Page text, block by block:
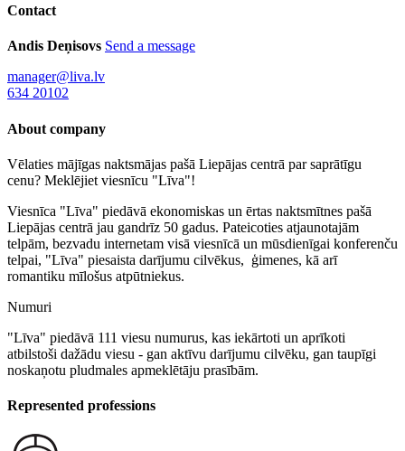
Contact
Andis Deņisovs Send a message
manager@liva.lv
634 20102
About company
Vēlaties mājīgas naktsmājas pašā Liepājas centrā par saprātīgu
cenu? Meklējiet viesnīcu "Līva"!
Viesnīca "Līva" piedāvā ekonomiskas un ērtas naktsmītnes pašā
Liepājas centrā jau gandrīz 50 gadus. Pateicoties atjaunotajām
telpām, bezvadu internetam visā viesnīcā un mūsdienīgai konferenču
telpai, "Līva" piesaista darījumu cilvēkus, ģimenes, kā arī
romantiku mīlošus atpūtniekus.
Numuri
"Līva" piedāvā 111 viesu numurus, kas iekārtoti un aprīkoti
atbilstoši dažādu viesu - gan aktīvu darījumu cilvēku, gan taupīgi
noskaņotu pludmales apmeklētāju prasībām.
Represented professions